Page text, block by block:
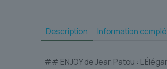
Description Information
## ENJOY de Jean Patou :